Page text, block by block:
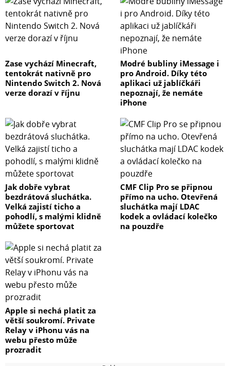
Zase vychází Minecraft,
tentokrát nativně pro
Nintendo Switch 2. Nová
verze dorazí v říjnu
Modré bubliny iMessage i
pro Android. Díky této
aplikaci už jablíčkáři
nepoznají, že nemáte
iPhone
Jak dobře vybrat
bezdrátová sluchátka.
Velká zajistí ticho a
pohodlí, s malými klidně
můžete sportovat
CMF Clip Pro se připnou
přímo na ucho. Otevřená
sluchátka mají LDAC
kodek a ovládací kolečko
na pouzdře
Apple si nechá platit za
větší soukromí. Private
Relay v iPhonu vás na
webu přesto může
prozradit